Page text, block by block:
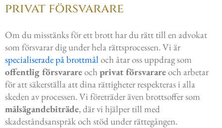
privat försvarare
Om du misstänks för ett brott har du rätt till en advokat
som försvarar dig under hela rättsprocessen. Vi är
specialiserade på brottmål och åtar oss uppdrag som
offentlig försvarareoch privat försvarareoch arbetar
för att säkerställa att dina rättigheter respekteras i alla
skeden av processen. Vi företräder även brottsoffer som
målsägandebiträde, där vi hjälper till med
skadeståndsanspråk och stöd under rättegången.